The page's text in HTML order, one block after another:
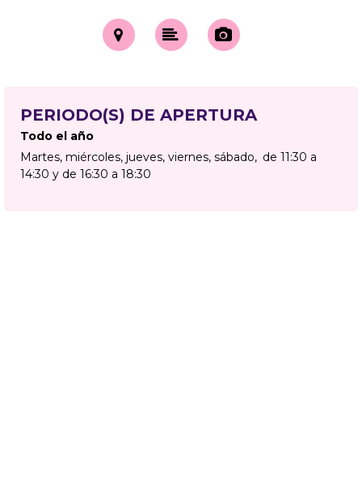
PERIODO(S) DE APERTURA
Todo el año
Martes, miércoles, jueves, viernes, sábado
de 11:30 a
14:30 y de 16:30 a 18:30